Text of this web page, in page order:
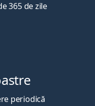
365 de zile
periodică